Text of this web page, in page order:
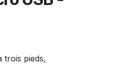
trois pieds,